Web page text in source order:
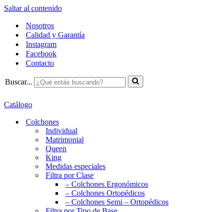
Saltar al contenido
Nosotros
Calidad y Garantía
Instagram
Facebook
Contacto
Buscar...
Catálogo
Colchones
Individual
Matrimonial
Queen
King
Medidas especiales
Filtra por Clase
– Colchones Ergonómicos
– Colchones Ortopédicos
– Colchones Semi – Ortopédicos